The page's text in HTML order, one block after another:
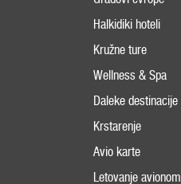
Halkidiki hoteli
Kružne ture
Wellness & Spa
Daleke destinacije
Krstarenje
Avio karte
Letovanje avionom